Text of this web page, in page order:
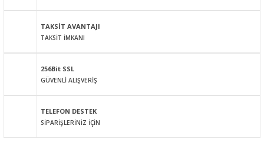
Bu ürüne benzer farklı alternatifler olmalı.
TAKSİT AVANTAJI
TAKSİT İMKANI
256Bit SSL
GÜVENLİ ALIŞVERİŞ
TELEFON DESTEK
SİPARİŞLERİNİZ İÇİN